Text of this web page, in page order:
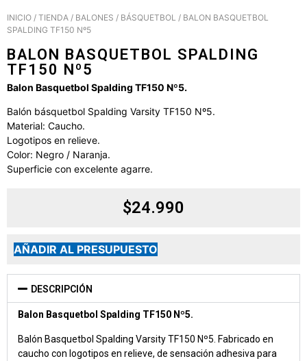
INICIO / TIENDA / BALONES / BÁSQUETBOL / BALON BASQUETBOL
SPALDING TF150 Nº5
BALON BASQUETBOL SPALDING
TF150 Nº5
Balon Basquetbol Spalding TF150 Nº5.
Balón básquetbol Spalding Varsity TF150 Nº5.
Material: Caucho.
Logotipos en relieve.
Color: Negro / Naranja.
Superficie con excelente agarre.
$24.990
AÑADIR AL PRESUPUESTO
DESCRIPCIÓN
Balon Basquetbol Spalding TF150 Nº5.
Balón Basquetbol Spalding Varsity TF150 Nº5. Fabricado en
caucho con logotipos en relieve, de sensación adhesiva para